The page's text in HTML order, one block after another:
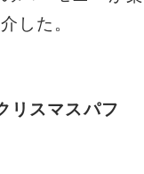
した。
リスマスパフ